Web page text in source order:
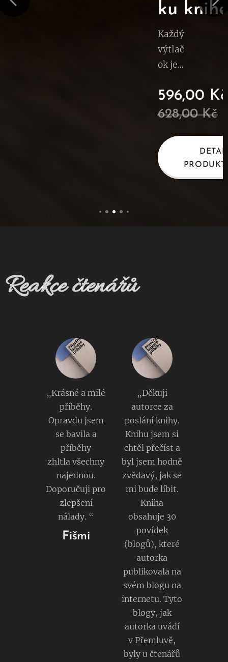
ku knihe
Každý
výtlač
ok je
ál –
pripra
láskou
len pre
vás.
y,
záložk
ou,
ým
listom
a
samol
epkou
– pre
radosť
sebe
alebo
nieko
mu
blízke
mu.
Osobn
é
podpis
y
596,00 Kč
628,00Kč
Reakce čtenářů
„Krásné a milé
příběhy.
Opravdu jsem
se bavila a
příběhy
zhltla všechny
najednou.
Doporučuji pro
zlepšení
nálady. “
Fišmi
„Děkuji
autorce za
poslání knihy.
Knihu jsem si
chtěl přečíst a
byl jsem hodně
zvědavý, jak se
mi bude líbit.
Kniha
obsahuje 30
povídek
(blogů), které
autorka
publikovala na
svém blogu na
internetu. Tyto
blogy, jak
autorka uvádí
v Přemluvě,
byly u čtenářů